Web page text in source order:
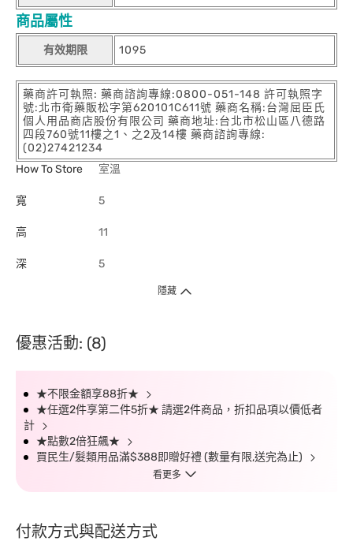
商品屬性
有效期限 1095
藥商許可執照: 藥商諮詢專線:0800-051-148 許可執照字
號:北市衛藥販松字第620101C611號 藥商名稱:台灣屈臣氏
個人用品商店股份有限公司 藥商地址:台北市松山區八德路
四段760號11樓之1、之2及14樓 藥商諮詢專線:
(02)27421234
How To Store
室溫
寬 5
高 11
深 5
隱藏
優惠活動: (8)
★不限金額享88折★
★任選2件享第二件5折★ 請選2件商品，折扣品項以價低者
計
★點數2倍狂飆★
買民生/髮類用品滿$388即贈好禮 (數量有限,送完為止)
看更多
付款方式與配送方式